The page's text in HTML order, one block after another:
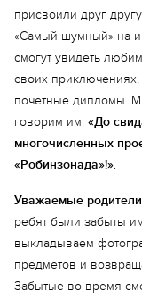
присвоили друг
«Самый шумный» на
смогут увидеть
своих приключениях,
почетные дипломы.
говорим им: «До
многочисленных
«Робинзонада»!».
Уважаемые
ребят были забыты
выкладываем
предметов и
Забытые во время